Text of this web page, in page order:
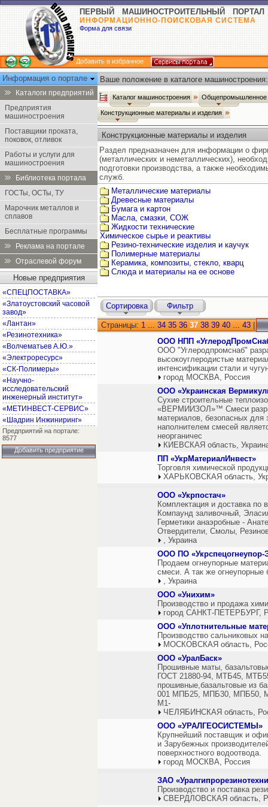
ПЕРВЫЙ МАШИНОСТРОИТЕЛЬНЫЙ ПОРТАЛ
ИНФОРМАЦИОННО-ПОИСКОВАЯ СИСТЕМА
Форма для связи
Добавить в избранное
Информация о портале
Каталоги предприятий
Предприятия
машиностроения
Поставщики проката,
поковок, отливок
Работы и услуги для
машиностроения
Библиотека портала
ГОСТы, ОСТы, ТУ
Марочник металлов и
сплавов
Бесплатные программы
Реклама на портале
Отраслевой форум
Новые предприятия
«СПЕЦПОСТАВКА»
«Златоустовский часовой
завод»
«Лантан»
«Резинотехника»
«Волчематьев А.Ю.»
«Электроресурс»
«СК-Полимеры»
«Научно-
исследовательский
инженерный институт»
«МЕТИНВЕСТ-СЕРВИС»
«Шадрин Инжиниринг»
Предприятий на портале:
8577
Добавить предприятие
Ваше положение в каталоге машиностроения:
Каталог машиностроения Общепромышленное
Конструкционные материалы и изделия
Конструкционные материалы и изделия
Раздел предназначен для информации о
(металлических и неметаллических),
подготовки производства, а также
служб.
Металлические материалы
Древесные материалы
Бумага и картон
Масла, смазки, СОЖ
Жидкости технические
Химическое сырье и реактивы
Резино-технические изделия и каучук
Полимерные материалы
Керамика, композиты, стекло, кварц
Слюда и материалы на ее основе
Сортировка Фильтр
Страницы: 1 ... 34 35 36 37 38 39 40 ... 43
ООО НПП
ООО "Углеродпромснаб"
высокоуглеродистые
интенсификации стали и
город МОСКВА, Россия
ООО «Украинская
Сухие строительные
«ВЕРМИИЗОЛ»™ Смеси
материалов, безопасных для
наполнителем смесей
неорганичес
КИЕВСКАЯ область,
ПП «УкрМатериалИнвест»
Торговля химической
ХАРЬКОВСКАЯ область,
ООО «Укрпостач»
Комплектация и доставка по
Компаунд заливочный,
Герметики анаэробные -
Отвердители, Смолы,
, Украина
ООО ПО «Укрспецогнеупор-
Продаем огнеупорные
смеси. А так же
, Украина
ООО «Унихим»
Производство и продажа
город САНКТ-ПЕТЕРБУРГ,
ООО «Уплотнительные
Производство сальниковых
МОСКОВСКАЯ область,
ООО «УралБаск»
Прошивные маты,
ГОСТ 21880-94, МТБ45,
прошивные,базальтовые из
001 МПБ25, МПБ30, МПБ50,
М1-
ЧЕЛЯБИНСКАЯ область,
ООО «УРАЛГЕОСИСТЕМЫ»
Крупнейший поставщик и
и Зарубежных
поверхностного водоотвода.
город МОСКВА, Россия
ЗАО
Производство и поставка
СВЕРДЛОВСКАЯ область,